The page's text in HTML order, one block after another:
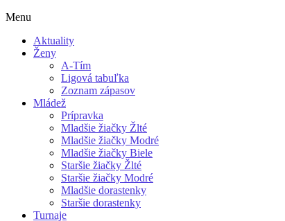
Menu
Aktuality
Ženy
A-Tím
Ligová tabuľka
Zoznam zápasov
Mládež
Prípravka
Mladšie žiačky Žlté
Mladšie žiačky Modré
Mladšie žiačky Biele
Staršie žiačky Žlté
Staršie žiačky Modré
Mladšie dorastenky
Staršie dorastenky
Turnaje